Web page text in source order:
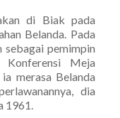
di Biak pada
Belanda. Pada
sebagai pemimpin
Konferensi Meja
merasa Belanda
dia